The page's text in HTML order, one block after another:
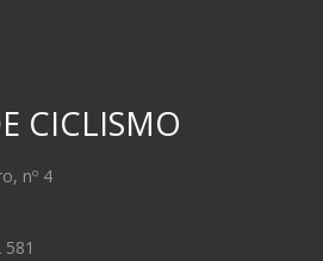
CICLISMO
nº 4